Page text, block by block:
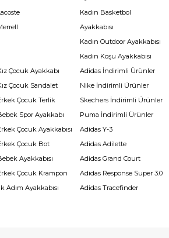
Kadın Basketbol
Ayakkabısı
Kadın Outdoor Ayakkabısı
Kadın Koşu Ayakkabısı
Çocuk Ayakkabı
Çocuk Sandalet
Çocuk Terlik
Spor Ayakkabı
Çocuk Ayakkabısı
Çocuk Bot
Ayakkabısı
Çocuk Krampon
Adım Ayakkabısı
Adidas İndirimli Ürünler
Nike İndirimli Ürünler
Skechers İndirimli Ürünler
Puma İndirimli Ürünler
Adidas Y-3
Adidas Adilette
Adidas Grand Court
Adidas Response Super 3.0
Adidas Tracefinder